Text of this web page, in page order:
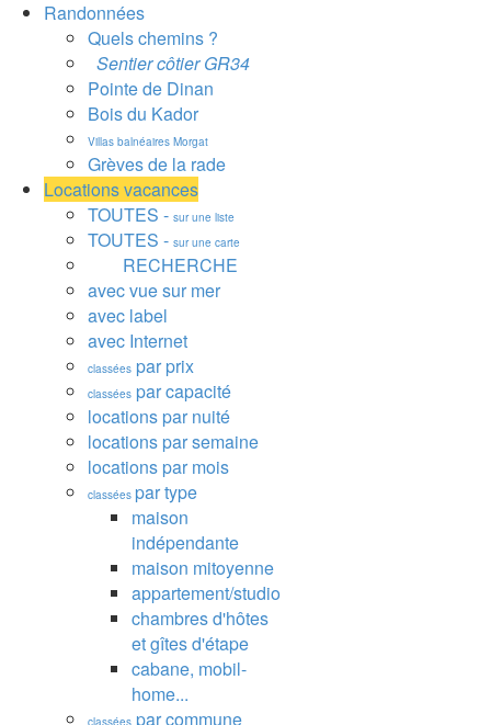
Randonnées
Quels chemins ?
Sentier côtier GR34
Pointe de Dinan
Bois du Kador
Villas balnéaires Morgat
Grèves de la rade
Locations vacances
TOUTES - sur une liste
TOUTES - sur une carte
RECHERCHE
avec vue sur mer
avec label
avec Internet
classées par prix
classées par capacité
locations par nuité
locations par semaine
locations par mois
classées par type
maison
indépendante
maison mitoyenne
appartement/studio
chambres d'hôtes
et gîtes d'étape
cabane, mobil-
home...
classées par commune